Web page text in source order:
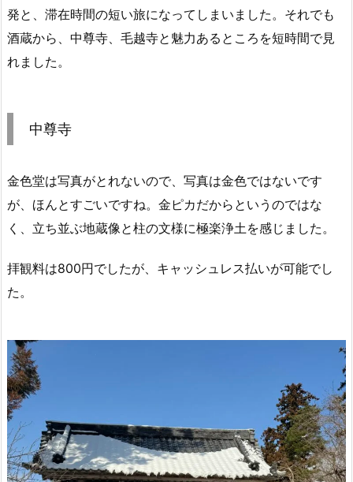
発と、滞在時間の短い旅になってしまいました。それでも
酒蔵から、中尊寺、毛越寺と魅力あるところを短時間で見
れました。
中尊寺
金色堂は写真がとれないので、写真は金色ではないです
が、ほんとすごいですね。金ピカだからというのではな
く、立ち並ぶ地蔵像と柱の文様に極楽浄土を感じました。
拝観料は800円でしたが、キャッシュレス払いが可能でし
た。